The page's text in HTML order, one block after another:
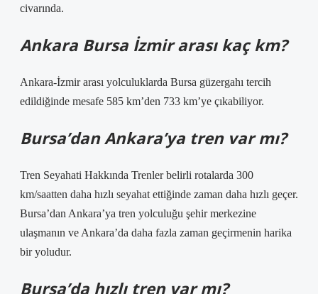
civarında.
Ankara Bursa İzmir arası kaç km?
Ankara-İzmir arası yolculuklarda Bursa güzergahı tercih
edildiğinde mesafe 585 km’den 733 km’ye çıkabiliyor.
Bursa’dan Ankara’ya tren var mı?
Tren Seyahati Hakkında Trenler belirli rotalarda 300
km/saatten daha hızlı seyahat ettiğinde zaman daha hızlı geçer.
Bursa’dan Ankara’ya tren yolculuğu şehir merkezine
ulaşmanın ve Ankara’da daha fazla zaman geçirmenin harika
bir yoludur.
Bursa’da hızlı tren var mı?